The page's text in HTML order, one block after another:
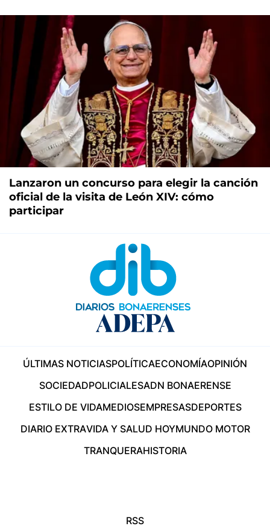
Lanzaron un concurso para elegir la canción
oficial de la visita de León XIV: cómo
participar
ÚLTIMAS NOTICIASPOLÍTICAECONOMÍAOPINIÓN
SOCIEDADPOLICIALESADN BONAERENSE
ESTILO DE VIDAMEDIOSEMPRESASDEPORTES
DIARIO EXTRAVIDA Y SALUD HOYMUNDO MOTOR
TRANQUERAHISTORIA
RSS